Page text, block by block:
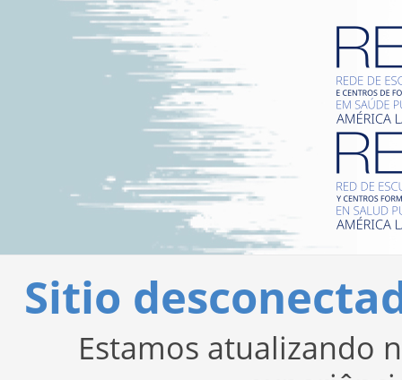
Sitio
Estamos atualizando